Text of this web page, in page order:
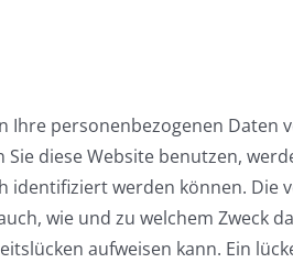
Ihre personenbezogenen Daten
diese Website benutzen,
identifiziert werden können. Die
wie und zu welchem Zweck
aufweisen kann. Ein